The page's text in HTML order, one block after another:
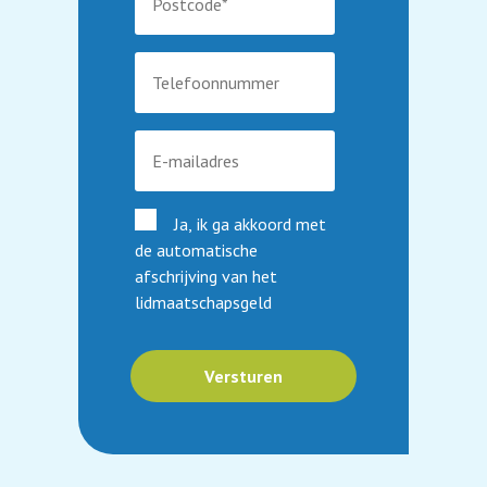
Fietstochten
Midgetgolf
Een beeld zegt meer dan…..
Ja, ik ga akkoord met
de automatische
afschrijving van het
lidmaatschapsgeld
Versturen